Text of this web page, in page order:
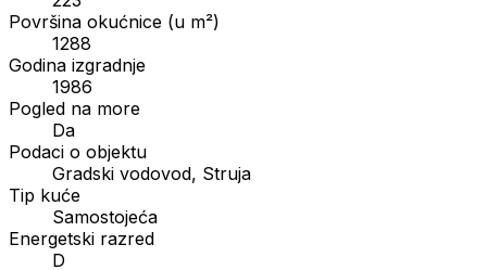
Površina okućnice (u m²)
1288
Godina izgradnje
1986
Pogled na more
Da
Podaci o objektu
Gradski vodovod, Struja
Tip kuće
Samostojeća
Energetski razred
D